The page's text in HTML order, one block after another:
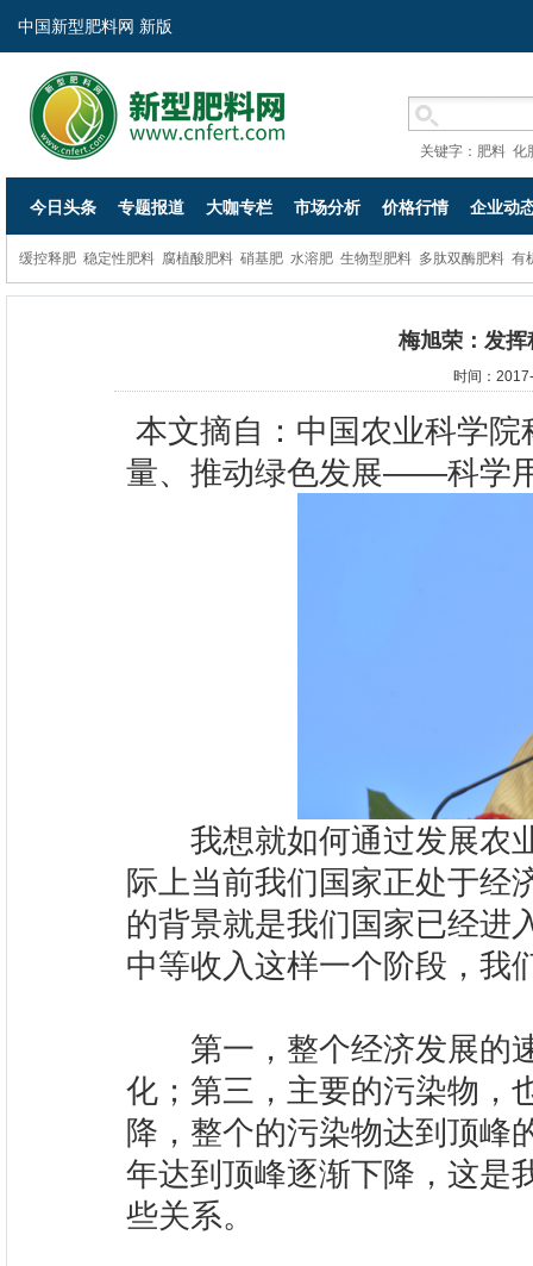
中国新型肥料网 新版
关键字： 肥料 化
今日头条 专题报道 大咖专栏 市场分析 价格行情 企业动
缓控释肥 稳定性肥料 腐植酸肥料 硝基肥 水溶肥 生物型肥料 多肽双酶肥料 有
梅旭荣：发
时间：
本文摘自： 中国农业科学
量、推动绿色发展——科学
我想就如何通过发展农业
际上当前我们国家正处于经
的背景就是我们国家已经进
中等收入这样一个阶段，
第一，整个经济发展的速
化；第三，主要的污染物，
降，整个的污染物达到顶峰
年达到顶峰逐渐下降，这是
些关系。